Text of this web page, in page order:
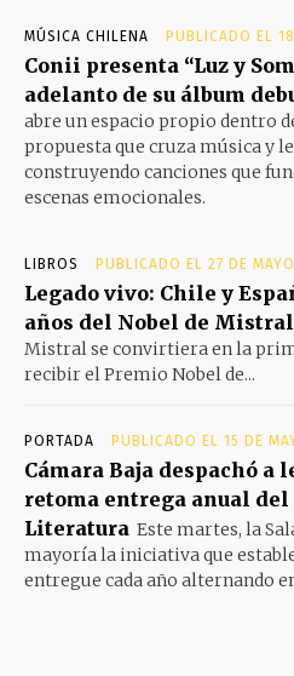
MÚSICA CHILENA PUBLICADO EL
Conii presenta “Luz y
adelanto de su álbum
abre un espacio propio dentro
propuesta que cruza música y
construyendo canciones que
escenas emocionales.
LIBROS PUBLICADO EL 27 DE
Legado vivo: Chile y
años del Nobel de Mistral
Mistral se convirtiera en la
recibir el Premio Nobel de...
PORTADA PUBLICADO EL 15 DE
Cámara Baja despachó a
retoma entrega anual
Literatura Este martes, la
mayoría la iniciativa que
entregue cada año alternando